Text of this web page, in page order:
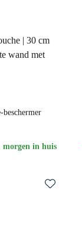
| 30 cm
wand met
morgen in huis